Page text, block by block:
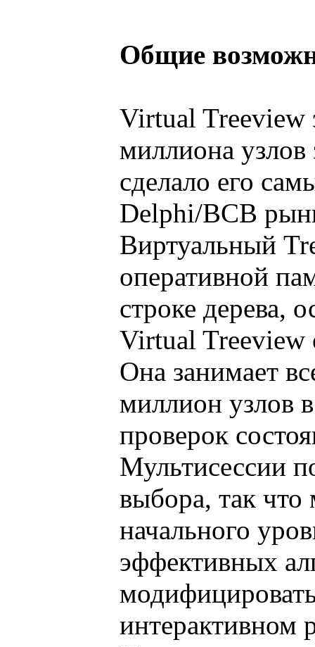
Общие
Virtual Treeview
миллиона
сделало его
Delphi/BCB
Виртуальный
оперативной
строке дерева,
Virtual Treeview
Она занимает
миллион узлов
проверок
Мультисессии
выбора, так что
начального
эффективных
интерактивном